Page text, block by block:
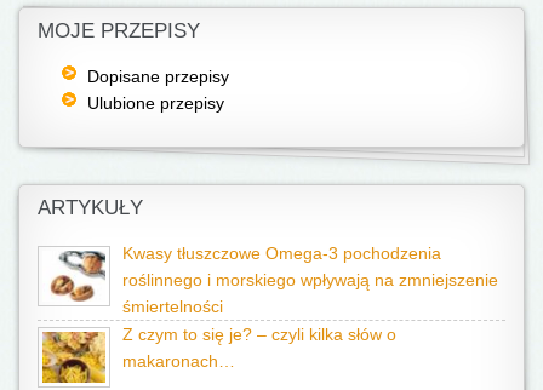
MOJE PRZEPISY
Dopisane przepisy
Ulubione przepisy
ARTYKUŁY
Kwasy tłuszczowe Omega-3 pochodzenia
roślinnego i morskiego wpływają na zmniejszenie
śmiertelności
Z czym to się je? – czyli kilka słów o
makaronach…